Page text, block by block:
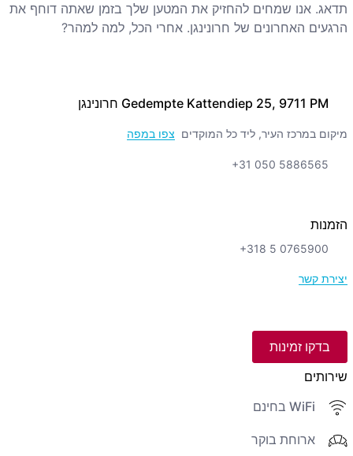
Gedempte Kattendiep 25, 9711 PM חרונינגן
מיקום במרכז העיר, ליד כל המוקדים צפו במפה
+31 050 5886565
הזמנות
+318 5 0765900
יצירת קשר
בדקו זמינות
שירותים
WiFi בחינם
ארוחת בוקר
תדאג. אנו שמחים להחזיק את המטען שלך בזמן שאתה דוחף את
הרגעים האחרונים של חרונינגן. אחרי הכל, למה למהר?